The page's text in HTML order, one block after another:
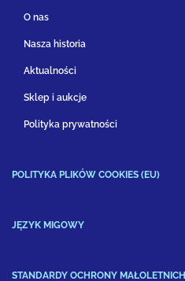
O nas
Nasza historia
Aktualności
Sklep i aukcje
Polityka prywatności
POLITYKA PLIKÓW COOKIES (EU)
JĘZYK MIGOWY
STANDARDY OCHRONY MAŁOLETNICH